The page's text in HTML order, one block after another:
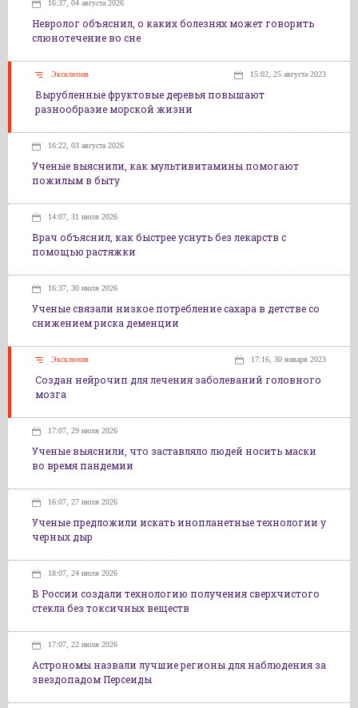
16:37, 04 августа 2026
Невролог объяснил, о каких болезнях может говорить
слюнотечение во сне
Эксклюзив 15:02, 25 августа 2023
Вырубленные фруктовые деревья повышают
разнообразие морской жизни
16:22, 03 августа 2026
Ученые выяснили, как мультивитамины помогают
пожилым в быту
14:07, 31 июля 2026
Врач объяснил, как быстрее уснуть без лекарств с
помощью растяжки
16:37, 30 июля 2026
Ученые связали низкое потребление сахара в детстве со
снижением риска деменции
Эксклюзив 17:16, 30 января 2023
Создан нейрочип для лечения заболеваний головного
мозга
17:07, 29 июля 2026
Ученые выяснили, что заставляло людей носить маски
во время пандемии
16:07, 27 июля 2026
Ученые предложили искать инопланетные технологии у
черных дыр
18:07, 24 июля 2026
В России создали технологию получения сверхчистого
стекла без токсичных веществ
17:07, 22 июля 2026
Астрономы назвали лучшие регионы для наблюдения за
звездопадом Персеиды